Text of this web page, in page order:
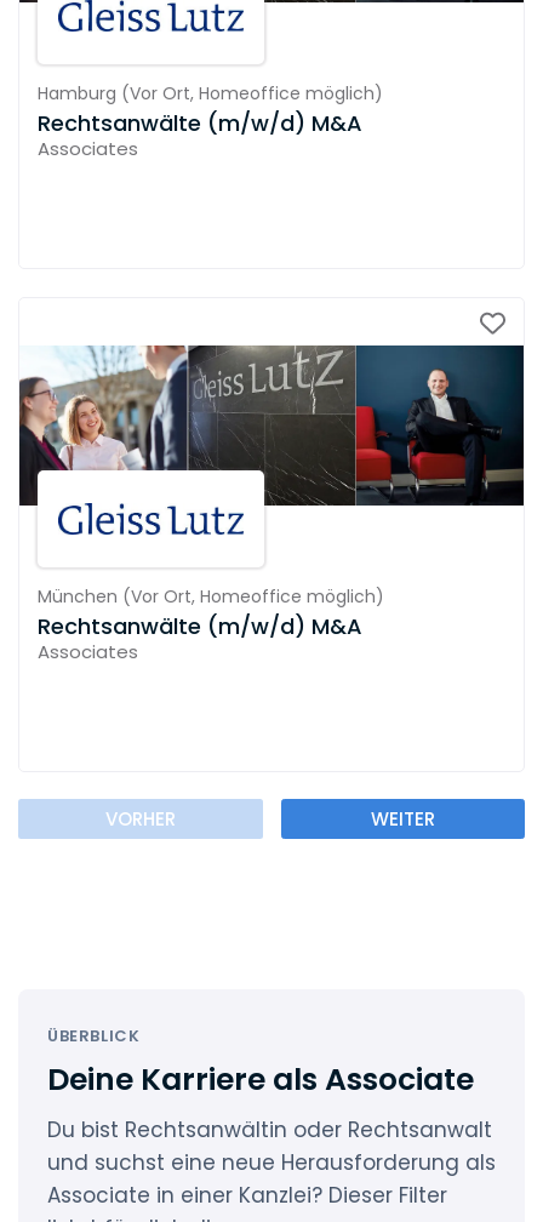
Hamburg (Vor Ort, Homeoffice möglich)
Rechtsanwälte (m/w/d) M&A
Associates
München (Vor Ort, Homeoffice möglich)
Rechtsanwälte (m/w/d) M&A
Associates
VORHER WEITER
ÜBERBLICK
Deine Karriere als Associate
Du bist Rechtsanwältin oder Rechtsanwalt
und suchst eine neue Herausforderung als
Associate in einer Kanzlei? Dieser Filter